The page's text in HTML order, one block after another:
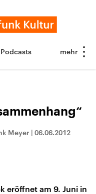
Podcasts
Meyer | 06.06.2012
eröffnet am 9. Juni in